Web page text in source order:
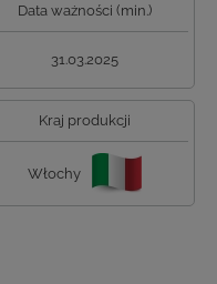
Data ważności (min.)
31.03.2025
Kraj produkcji
Włochy